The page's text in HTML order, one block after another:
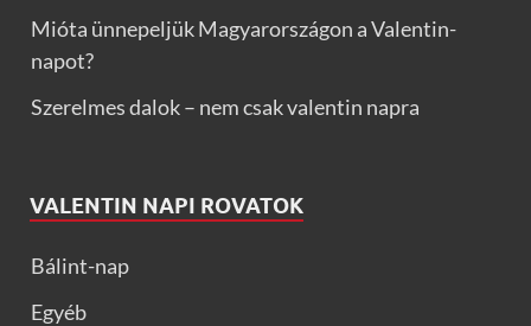
Mióta ünnepeljük Magyarországon a Valentin-
napot?
Szerelmes dalok – nem csak valentin napra
VALENTIN NAPI ROVATOK
Bálint-nap
Egyéb